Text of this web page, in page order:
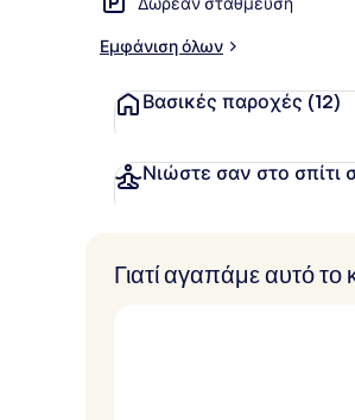
Εμφάνιση όλων
Βασικές παροχές (12)
Νιώστε σαν στο σπίτι
Γιατί αγαπάμε αυτό